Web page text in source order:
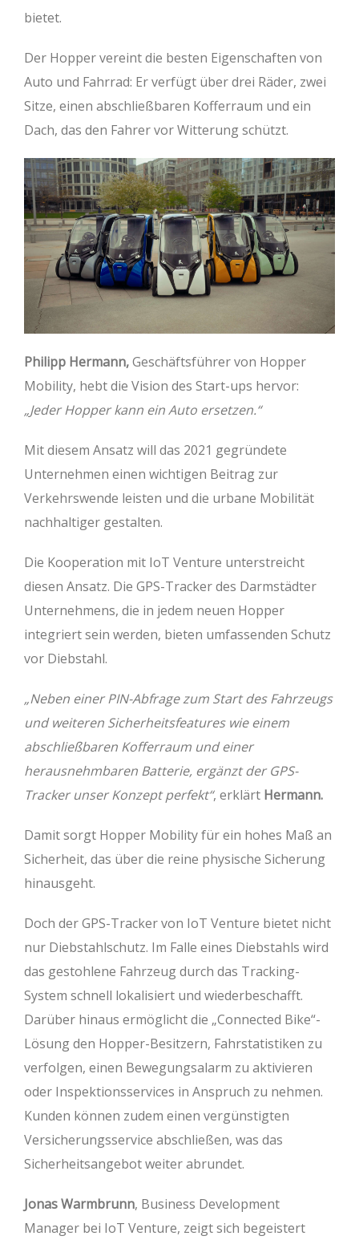
bietet.
Der Hopper vereint die besten Eigenschaften von
Auto und Fahrrad: Er verfügt über drei Räder, zwei
Sitze, einen abschließbaren Kofferraum und ein
Dach, das den Fahrer vor Witterung schützt.
Philipp Hermann,Geschäftsführer von Hopper
Mobility, hebt die Vision des Start-ups hervor:
„Jeder Hopper kann ein Auto ersetzen.“
Mit diesem Ansatz will das 2021 gegründete
Unternehmen einen wichtigen Beitrag zur
Verkehrswende leisten und die urbane Mobilität
nachhaltiger gestalten.
Die Kooperation mit IoT Venture unterstreicht
diesen Ansatz. Die GPS-Tracker des Darmstädter
Unternehmens, die in jedem neuen Hopper
integriert sein werden, bieten umfassenden Schutz
vor Diebstahl.
„Neben einer PIN-Abfrage zum Start des Fahrzeugs
und weiteren Sicherheitsfeatures wie einem
abschließbaren Kofferraum und einer
herausnehmbaren Batterie, ergänzt der GPS-
Tracker unser Konzept perfekt“, erklärt Hermann.
Damit sorgt Hopper Mobility für ein hohes Maß an
Sicherheit, das über die reine physische Sicherung
hinausgeht.
Doch der GPS-Tracker von IoT Venture bietet nicht
nur Diebstahlschutz. Im Falle eines Diebstahls wird
das gestohlene Fahrzeug durch das Tracking-
System schnell lokalisiert und wiederbeschafft.
Darüber hinaus ermöglicht die „Connected Bike“-
Lösung den Hopper-Besitzern, Fahrstatistiken zu
verfolgen, einen Bewegungsalarm zu aktivieren
oder Inspektionsservices in Anspruch zu nehmen.
Kunden können zudem einen vergünstigten
Versicherungsservice abschließen, was das
Sicherheitsangebot weiter abrundet.
Jonas Warmbrunn, Business Development
Manager bei IoT Venture, zeigt sich begeistert